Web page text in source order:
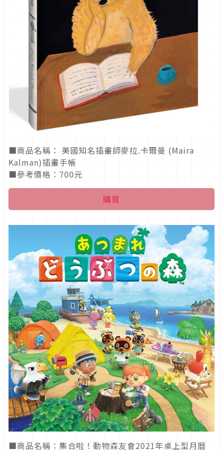
■商品名稱： 美國知名插畫師麥拉.卡爾曼 (Maira
Kalman)插畫手帳
■參考價格：700元
購買
■商品名稱：集合啦！動物森友會2021年桌上型月曆